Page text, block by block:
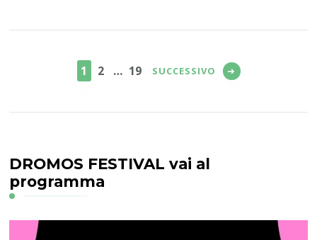
PAGINA
1 PAGINA
2 … PAGINA
19 SUCCESSIVO
DROMOS FESTIVAL vai al
programma